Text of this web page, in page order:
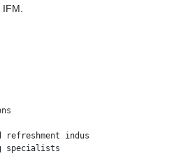
industry
specialists